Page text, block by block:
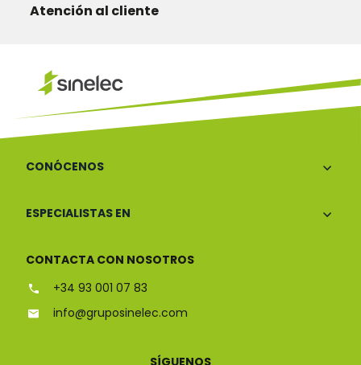
Atención al cliente
CONÓCENOS
ESPECIALISTAS EN
CONTACTA CON NOSOTROS
+34 93 001 07 83
info@gruposinelec.com